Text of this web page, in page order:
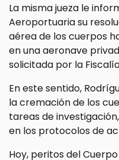
La misma jueza le
Aeroportuaria su
aérea de los cuerpos
en una aeronave
solicitada por la
En este sentido,
la cremación de los
tareas de
en los protocolos de
Hoy, peritos del